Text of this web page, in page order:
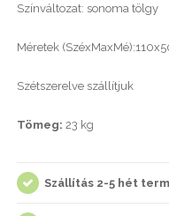
Színváltozat: sonoma tölgy
Méretek
Szétszerelve szállítjuk
Tömeg: 23 kg
Szállítás 2-5 hét